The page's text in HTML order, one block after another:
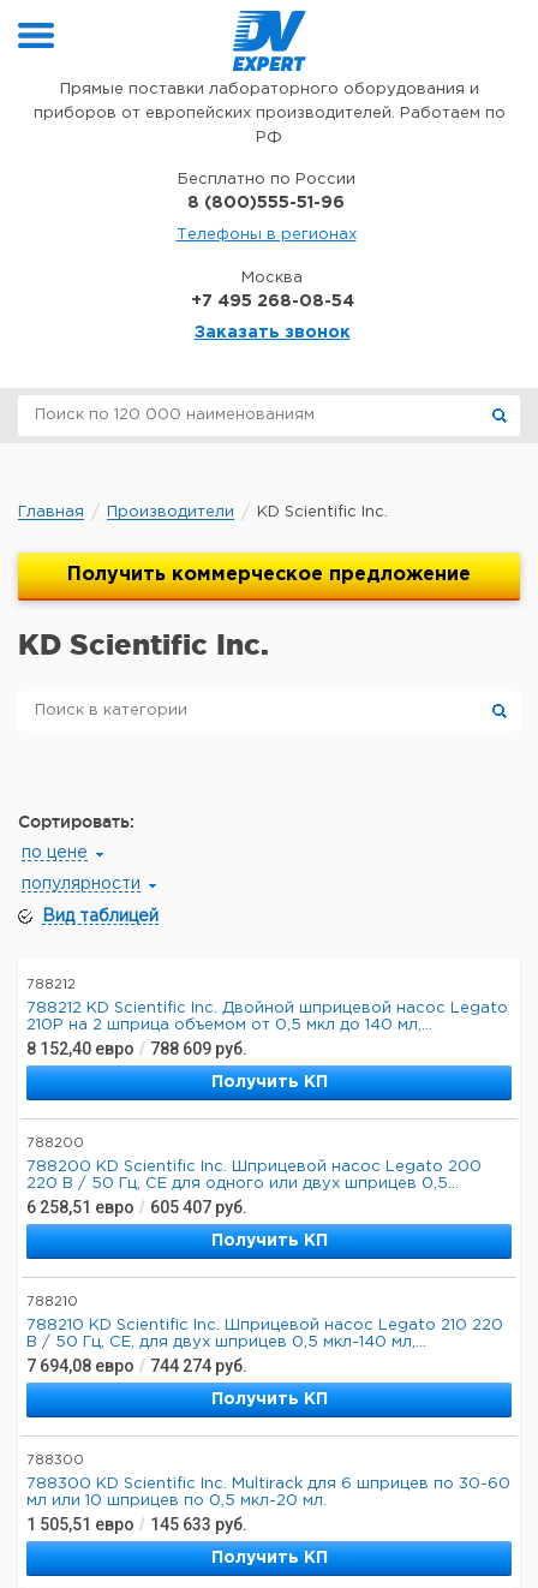
Прямые поставки лабораторного оборудования и
приборов от европейских производителей. Работаем по
РФ
Бесплатно по России
8 (800)555-51-96
Телефоны в регионах
Москва
+7 495 268-08-54
Заказать звонок
Главная Производители KD Scientific Inc.
Получить коммерческое предложение
KD Scientific Inc.
Сортировать:
по цене
популярности
Вид таблицей
788212
788212 KD Scientific Inc. Двойной шприцевой насос Legato
210P на 2 шприца объемом от 0,5 мкл до 140 мл,...
8 152,40 евро / 788 609 руб.
Получить КП
788200
788200 KD Scientific Inc. Шприцевой насос Legato 200
220 В / 50 Гц, CE для одного или двух шприцев 0,5...
6 258,51 евро / 605 407 руб.
Получить КП
788210
788210 KD Scientific Inc. Шприцевой насос Legato 210 220
В / 50 Гц, CE, для двух шприцев 0,5 мкл-140 мл,...
7 694,08 евро / 744 274 руб.
Получить КП
788300
788300 KD Scientific Inc. Multirack для 6 шприцев по 30-60
мл или 10 шприцев по 0,5 мкл-20 мл.
1 505,51 евро / 145 633 руб.
Получить КП